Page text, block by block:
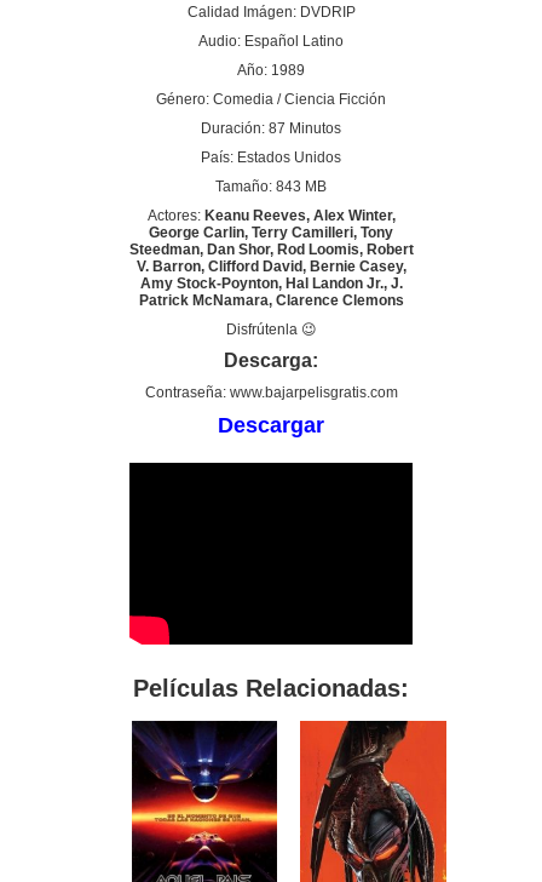
Calidad Imágen: DVDRIP
Audio: Español Latino
Año: 1989
Género: Comedia / Ciencia Ficción
Duración: 87 Minutos
País: Estados Unidos
Tamaño: 843 MB
Actores: Keanu Reeves, Alex Winter,
George Carlin, Terry Camilleri, Tony
Steedman, Dan Shor, Rod Loomis, Robert
V. Barron, Clifford David, Bernie Casey,
Amy Stock-Poynton, Hal Landon Jr., J.
Patrick McNamara, Clarence Clemons
Disfrútenla 😉
Descarga:
Contraseña: www.bajarpelisgratis.com
Descargar
Películas Relacionadas: